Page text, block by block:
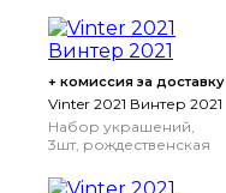
+ комиссия за доставку
Vinter 2021 Винтер 2021
Набор украшений,
3шт, рождественская